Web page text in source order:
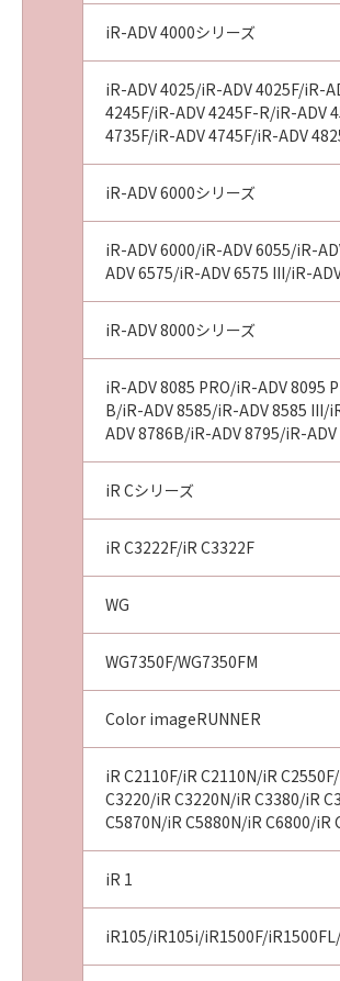
iR-ADV 4000シリーズ
iR-ADV 4025/iR-ADV 4025F/iR-
4245F/iR-ADV 4245F-R/iR-ADV
4735F/iR-ADV 4745F/iR-ADV
iR-ADV 6000シリーズ
iR-ADV 6000/iR-ADV 6055/iR-
ADV 6575/iR-ADV 6575 III/iR-
iR-ADV 8000シリーズ
iR-ADV 8085 PRO/iR-ADV 8095
B/iR-ADV 8585/iR-ADV 8585 III/
ADV 8786B/iR-ADV 8795/iR-
iR Cシリーズ
iR C3222F/iR C3322F
WG
WG7350F/WG7350FM
Color imageRUNNER
iR C2110F/iR C2110N/iR
C3220/iR C3220N/iR C3380/iR
C5870N/iR C5880N/iR C6800/iR
iR 1
iR105/iR105i/iR1500F/